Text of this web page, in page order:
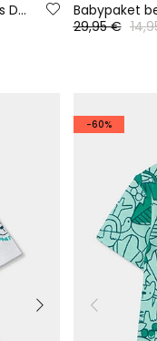
Baby-Set aus Body und Latzhose aus Denim
Babypaket
29,95 €
-60%